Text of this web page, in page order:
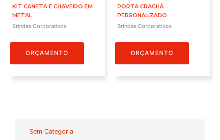
Sem Categoria
KIT CANETA E CHAVEIRO EM
METAL
Brindes Corporativos
ORÇAMENTO
PORTA CRACHÁ
PERSONALIZADO
Brindes Corporativos
ORÇAMENTO